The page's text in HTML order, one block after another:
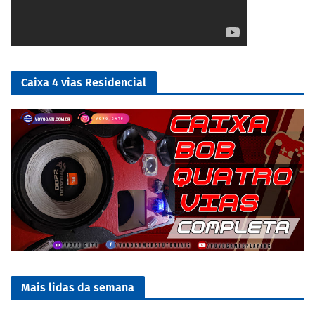
Caixa 4 vias Residencial
Mais lidas da semana